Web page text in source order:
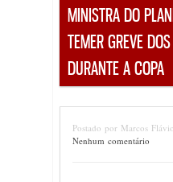
MINISTRA DO
TEMER GREVE
DURANTE A COPA
Postado por Marcos
Nenhum comentário